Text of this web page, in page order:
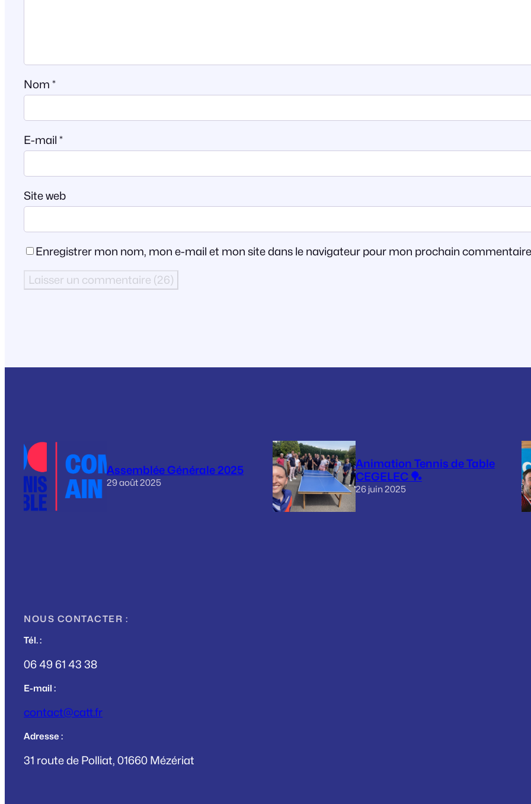
Nom *
E-mail *
Site web
Enregistrer mon nom, mon e-mail et mon site dans le navigateur pour mon prochain
Assemblée Générale 2025
29 août 2025
Animation Tennis de Table
CEGELEC 🏓
26 juin 2025
NOUS CONTACTER :
Tél. :
06 49 61 43 38
E-mail :
contact@catt.fr
Adresse :
31 route de Polliat, 01660 Mézériat